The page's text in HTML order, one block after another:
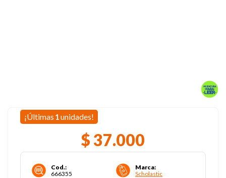
¡Últimas 1unidades!
$ 37.000
Cod.:
666355
Marca:
Scholastic